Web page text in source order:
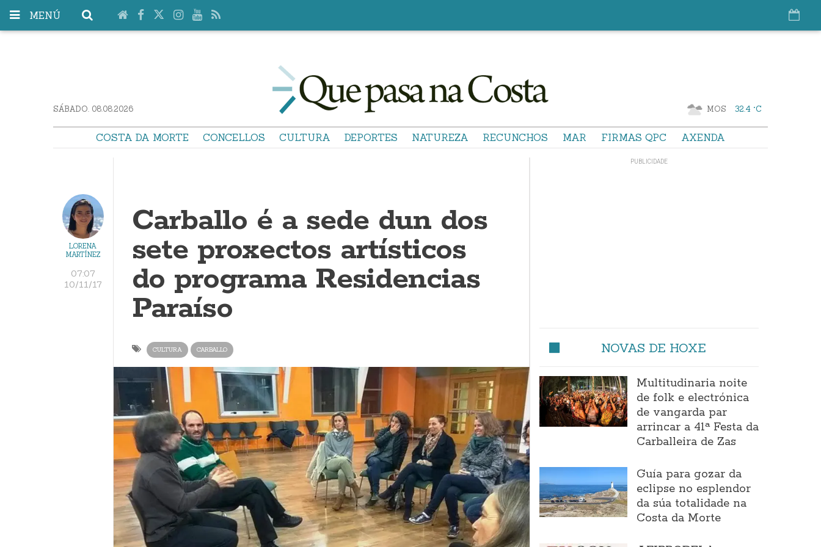
MENÚ
SÁBADO. 08.08.2026 MOS 32.4 °C
COSTA DA MORTE CONCELLOS CULTURA DEPORTES NATUREZA RECUNCHOS MAR FIRMAS QPC AXENDA
LORENA
MARTÍNEZ
07:07
10/11/17
Carballo é a sede dun dos
sete proxectos artísticos
do programa Residencias
Paraíso
CULTURA CARBALLO NOVAS DE HOXE
Multitudinaria noite
de folk e electrónica
de vangarda par
arrincar a 41ª Festa da
Carballeira de Zas
Guía para gozar da
eclipse no esplendor
da súa totalidade na
Costa da Morte